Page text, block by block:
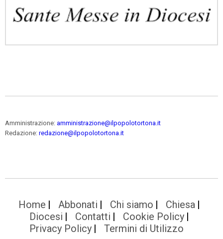
Amministrazione: amministrazione@ilpopolotortona.it
Redazione: redazione@ilpopolotortona.it
Home Abbonati Chi siamo
Chiesa
Diocesi
Contatti
Cookie Policy
Privacy Policy
Termini di Utilizzo